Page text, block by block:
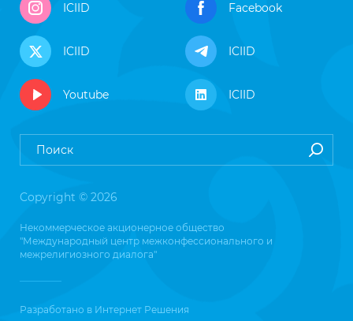
ICIID Facebook
ICIID ICIID
Youtube ICIID
Copyright © 2026
Некоммерческое акционерное общество
"Международный центр межконфессионального и
межрелигиозного диалога"
Разработано в Интернет Решения